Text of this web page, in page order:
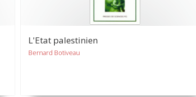
L'Etat palestinien
Bernard Botiveau